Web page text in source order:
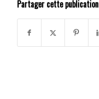
Partager cette publication